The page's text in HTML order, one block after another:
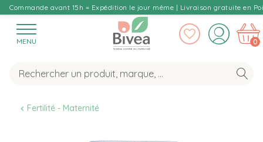
Commande avant 15h = Expédition le jour même | Livraison gratuite en
MENU 0
Fertilité - Maternité